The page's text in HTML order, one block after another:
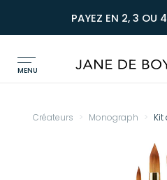
PAYEZ EN 2, 3 OU
MENU
Créateurs Monograph